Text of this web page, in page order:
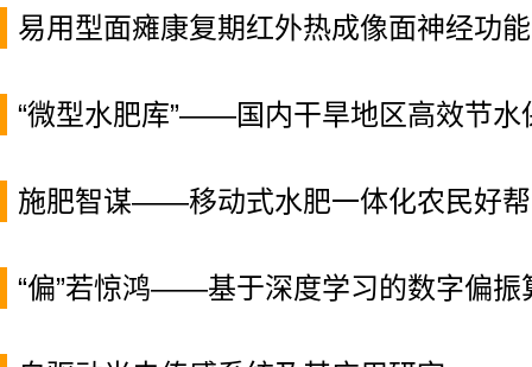
易用型面瘫康复期红外热成像面神经功
“微型水肥库”——国内干旱地区高效节水
施肥智谋——移动式水肥一体化农民好
“偏”若惊鸿——基于深度学习的数字偏振